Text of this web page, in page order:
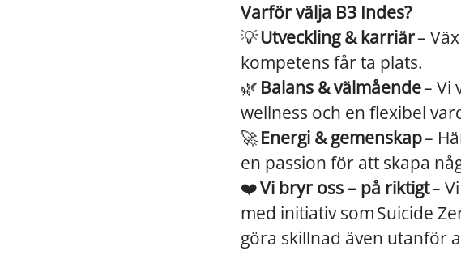
Varför välja B3 Indes?
💡Utveckling & karriär–
kompetens får ta plats.
🌿 Balans & välmående– Vi
wellness och en flexibel
🚀Energi & gemenskap–
en passion för att skapa
❤️Vi bryr oss – på riktigt–
med initiativ som Suicide
göra skillnad även utanför